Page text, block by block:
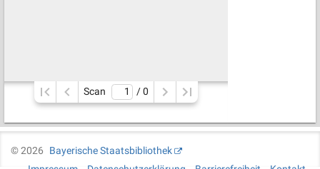
Scan / 0
©2026
Bayerische Staatsbibliothek